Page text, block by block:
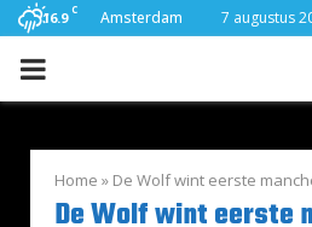
16.9 C Amsterdam 7 augustus
PRIMARY
Home » De Wolf wint eerste
De Wolf wint eerste